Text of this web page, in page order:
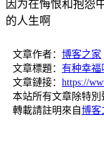
因为在悔恨和抱怨
的人生啊
文章作者： 博客之家
文章標題： 有种幸福
文章鏈接： https://
本站所有文章除特別
轉載請註明來自 博客